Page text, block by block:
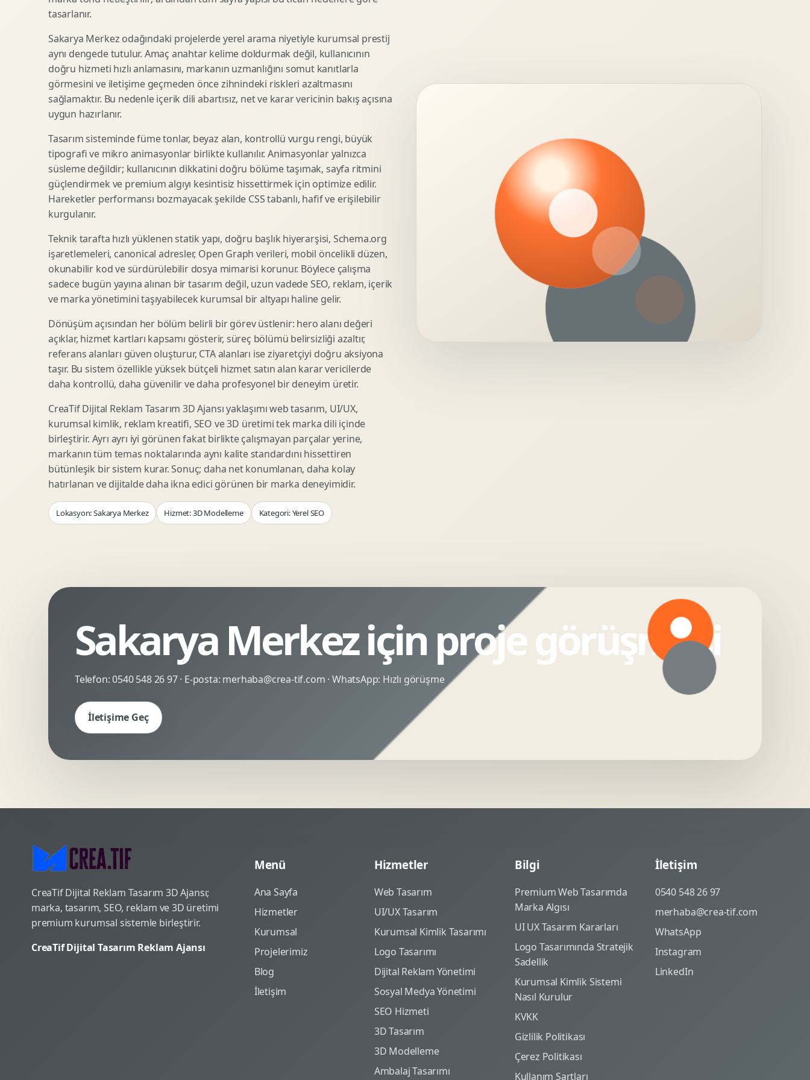
SEO Icerik Stratejisi
Schema Markup Optimizasyonu 3D Lansman Filmi Teknik Modelleme
Premium Ambalaj Tasarimi
Etiket Tasarimi
Kutu Tasarimi
Raf Gorunurlugu
Gida Ambalaj Tasarimi
Kozmetik Ambalaj Tasarimi
E Ticaret Kutu Tasarimi
Ambalaj Mockup Tasarimi
Afis Tasarimi
Brosur Tasarimi
Sunum Tasarimi
Katalog Tasarimi
Infografik Tasarimi
Fuaye Gorsel Tasarimi
Kurumsal Ilan Tasarimi
Marka Stratejisi
Marka Konumlandirma
Rekabet Analizi
Hedef Kitle Analizi
Marka Mimarisi
Deger Onerisi Tasarimi
Pazara Giris Stratejisi
Shopify Tasarim
Woocommerce Tasarim
Eticaret UX Optimizasyonu
Kategori Sayfasi Tasarimi
Sepet Odeme UX
Eticaret SEO Altyapisi
Lead Generation Landing Page
Reklam Landing Page
Webinar Landing Page
App Landing Page
Form Optimizasyonu
Sales Page Tasarimi
Display Banner Tasarimi
Video Reklam Kreatifi
Outdoor Reklam Tasarimi
Performans Kreatif Seti
Story Reklam Tasarimi
Statik Reklam Gorseli
Motion Banner Tasarimi
Logo Animasyonu
Mikro Animasyon Tasarimi
Reklam Motion Video
Arayuz Animasyonu
Sosyal Medya Motion
Webgl Deneyim Tasarimi
AI Gorsel Konsept
No Code Prototip
Veri Gorsellestirme
tasarlanır.
Sakarya Merkez odağındaki projelerde yerel arama niyetiyle kurumsal prestij
aynı dengede tutulur. Amaç anahtar kelime doldurmak değil, kullanıcının
doğru hizmeti hızlı anlamasını, markanın uzmanlığını somut kanıtlarla
görmesini ve iletişime geçmeden önce zihnindeki riskleri azaltmasını
sağlamaktır. Bu nedenle içerik dili abartısız, net ve karar vericinin bakış açısına
uygun hazırlanır.
Tasarım sisteminde füme tonlar, beyaz alan, kontrollü vurgu rengi, büyük
tipografi ve mikro animasyonlar birlikte kullanılır. Animasyonlar yalnızca
süsleme değildir; kullanıcının dikkatini doğru bölüme taşımak, sayfa ritmini
güçlendirmek ve premium algıyı kesintisiz hissettirmek için optimize edilir.
Hareketler performansı bozmayacak şekilde CSS tabanlı, hafif ve erişilebilir
kurgulanır.
Teknik tarafta hızlı yüklenen statik yapı, doğru başlık hiyerarşisi, Schema.org
işaretlemeleri, canonical adresler, Open Graph verileri, mobil öncelikli düzen,
okunabilir kod ve sürdürülebilir dosya mimarisi korunur. Böylece çalışma
sadece bugün yayına alınan bir tasarım değil, uzun vadede SEO, reklam, içerik
ve marka yönetimini taşıyabilecek kurumsal bir altyapı haline gelir.
Dönüşüm açısından her bölüm belirli bir görev üstlenir: hero alanı değeri
açıklar, hizmet kartları kapsamı gösterir, süreç bölümü belirsizliği azaltır,
referans alanları güven oluşturur, CTA alanları ise ziyaretçiyi doğru aksiyona
taşır. Bu sistem özellikle yüksek bütçeli hizmet satın alan karar vericilerde
daha kontrollü, daha güvenilir ve daha profesyonel bir deneyim üretir.
CreaTif Dijital Reklam Tasarım 3D Ajansı yaklaşımı web tasarım, UI/UX,
kurumsal kimlik, reklam kreatifi, SEO ve 3D üretimi tek marka dili içinde
birleştirir. Ayrı ayrı iyi görünen fakat birlikte çalışmayan parçalar yerine,
markanın tüm temas noktalarında aynı kalite standardını hissettiren
bütünleşik bir sistem kurar. Sonuç; daha net konumlanan, daha kolay
hatırlanan ve dijitalde daha ikna edici görünen bir marka deneyimidir.
Lokasyon: Sakarya Merkez Hizmet: 3D Modelleme Kategori: Yerel SEO
Sakarya Merkez için proje görüşmesi
Telefon:0540 548 26 97· E-posta: merhaba@crea-tif.com · WhatsApp: Hızlı görüşme
İletişime Geç
CreaTif Dijital Reklam Tasarım 3D Ajansı;
marka, tasarım, SEO, reklam ve 3D üretimi
premium kurumsal sistemle birleştirir.
CreaTif Dijital Tasarım Reklam Ajansı
Menü
Ana Sayfa
Hizmetler
Kurumsal
Projelerimiz
Blog
İletişim
Hizmetler
Web Tasarım
UI/UX Tasarım
Kurumsal Kimlik Tasarımı
Logo Tasarımı
Dijital Reklam Yönetimi
Sosyal Medya Yönetimi
SEO Hizmeti
3D Tasarım
3D Modelleme
Ambalaj Tasarımı
Bilgi
Premium Web Tasarımda
Marka Algısı
UI UX Tasarım Kararları
Logo Tasarımında Stratejik
Sadellik
Kurumsal Kimlik Sistemi
Nasıl Kurulur
KVKK
Gizlilik Politikası
Çerez Politikası
Kullanım Şartları
İletişim
0540 548 26 97
merhaba@crea-tif.com
WhatsApp
Instagram
LinkedIn